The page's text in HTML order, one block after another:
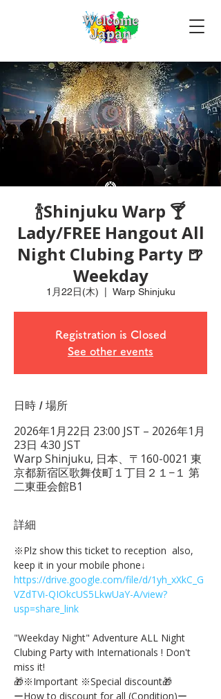
🍾Shinjuku Warp 🍸
Lady/FREE Hangout All
Night Clubing Party 🍺
Weekday
1月22日(木) Warp Shinjuku
Registration is Closed
See other events
日時 / 場所
2026年1月22日 23:00 JST – 2026年1月
23日 4:30 JST
Warp Shinjuku, 日本、〒160-0021 東
京都新宿区歌舞伎町１丁目２１−１ 第
二東亜会館B1
詳細
※Plz show this ticket to reception  also,
keep it in your mobile phone↓
https://drive.google.com/file/d/1yh_xXkC_G
VZdTVi-QIOkcUS5LkwUaY-A/view?
usp=share_link
"Weekday Night" Adventure ALL Night
Clubing Party with Internationals ! Don't
miss it!
🎁※Important ※Special discount🎁
ーHow to discount for all (Condition)ー